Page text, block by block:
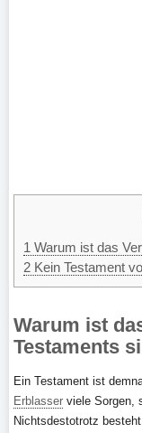
1 Warum ist das
2 Kein Testament
Warum ist
Testaments
Ein Testament ist
Erblasser viele Sorgen,
Nichtsdestotrotz